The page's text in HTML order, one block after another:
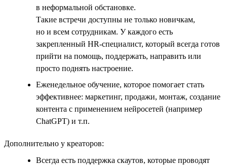
в неформальной обстановке.
Такие встречи доступны не только новичкам,
но и всем сотрудникам. У каждого есть
закрепленный HR-специалист, который всегда готов
прийти на помощь, поддержать, направить или
просто поднять настроение.
Еженедельное обучение, которое помогает стать
эффективнее: маркетинг, продажи, монтаж, создание
контента с применением нейросетей (например
ChatGPT) и т.п.
Дополнительно у креаторов:
Всегда есть поддержка скаутов, которые проводят